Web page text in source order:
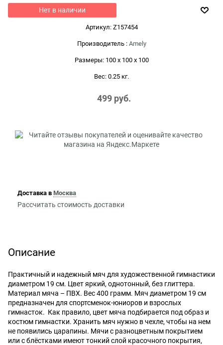
Нет в наличии
Артикул: Z157454
Производитель : Amely
Размеры: 100 x 100 x 100
Вес: 0.25 кг.
499 руб.
Доставка в Москва
Рассчитать стоимость доставки
Описание
Практичный и надежный мяч для художественной гимнастики
диаметром 19 см. Цвет яркий, однотонный, без глиттера.
Материал мяча – ПВХ. Вес 400 грамм. Мяч диаметром 19 см
предназначен для спортсменок-юниоров и взрослых
гимнасток. Как правило, цвет мяча подбирается под образ и
костюм гимнастки. Хранить мяч нужно в чехле, чтобы на нем
не появились царапины. Мячи с разноцветным покрытием
или с блёстками имеют тонкий слой красочного покрытия,